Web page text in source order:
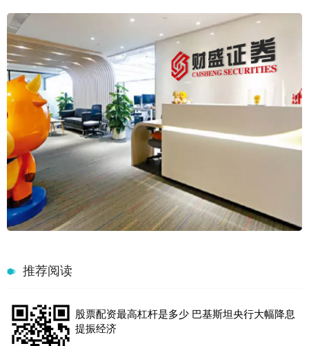
推荐阅读
股票配资最高杠杆是多少 巴基斯坦央行大幅降息
提振经济